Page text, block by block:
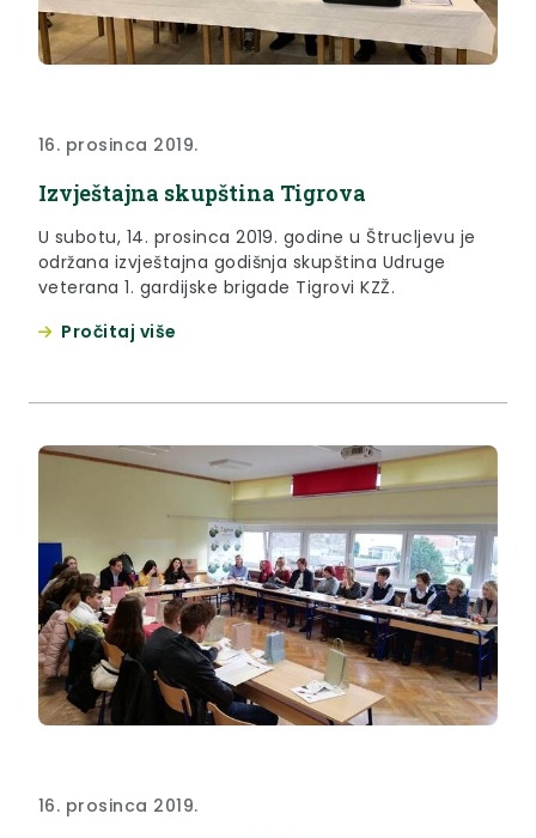
16. prosinca 2019.
Izvještajna skupština Tigrova
U subotu, 14. prosinca 2019. godine u Štrucljevu je
održana izvještajna godišnja skupština Udruge
veterana 1. gardijske brigade Tigrovi KZŽ.
Pročitaj više
16. prosinca 2019.